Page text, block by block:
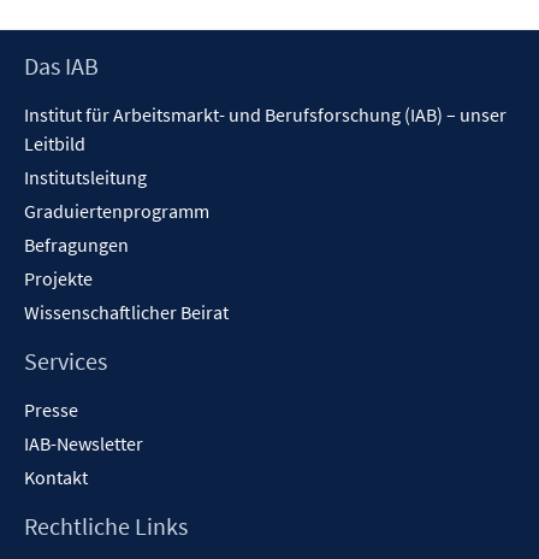
Footer
Das IAB
Institut für Arbeitsmarkt- und Berufsforschung (IAB) – unser
Leitbild
Institutsleitung
Graduiertenprogramm
Befragungen
Projekte
Wissenschaftlicher Beirat
Services
Presse
IAB-Newsletter
Kontakt
Rechtliche Links